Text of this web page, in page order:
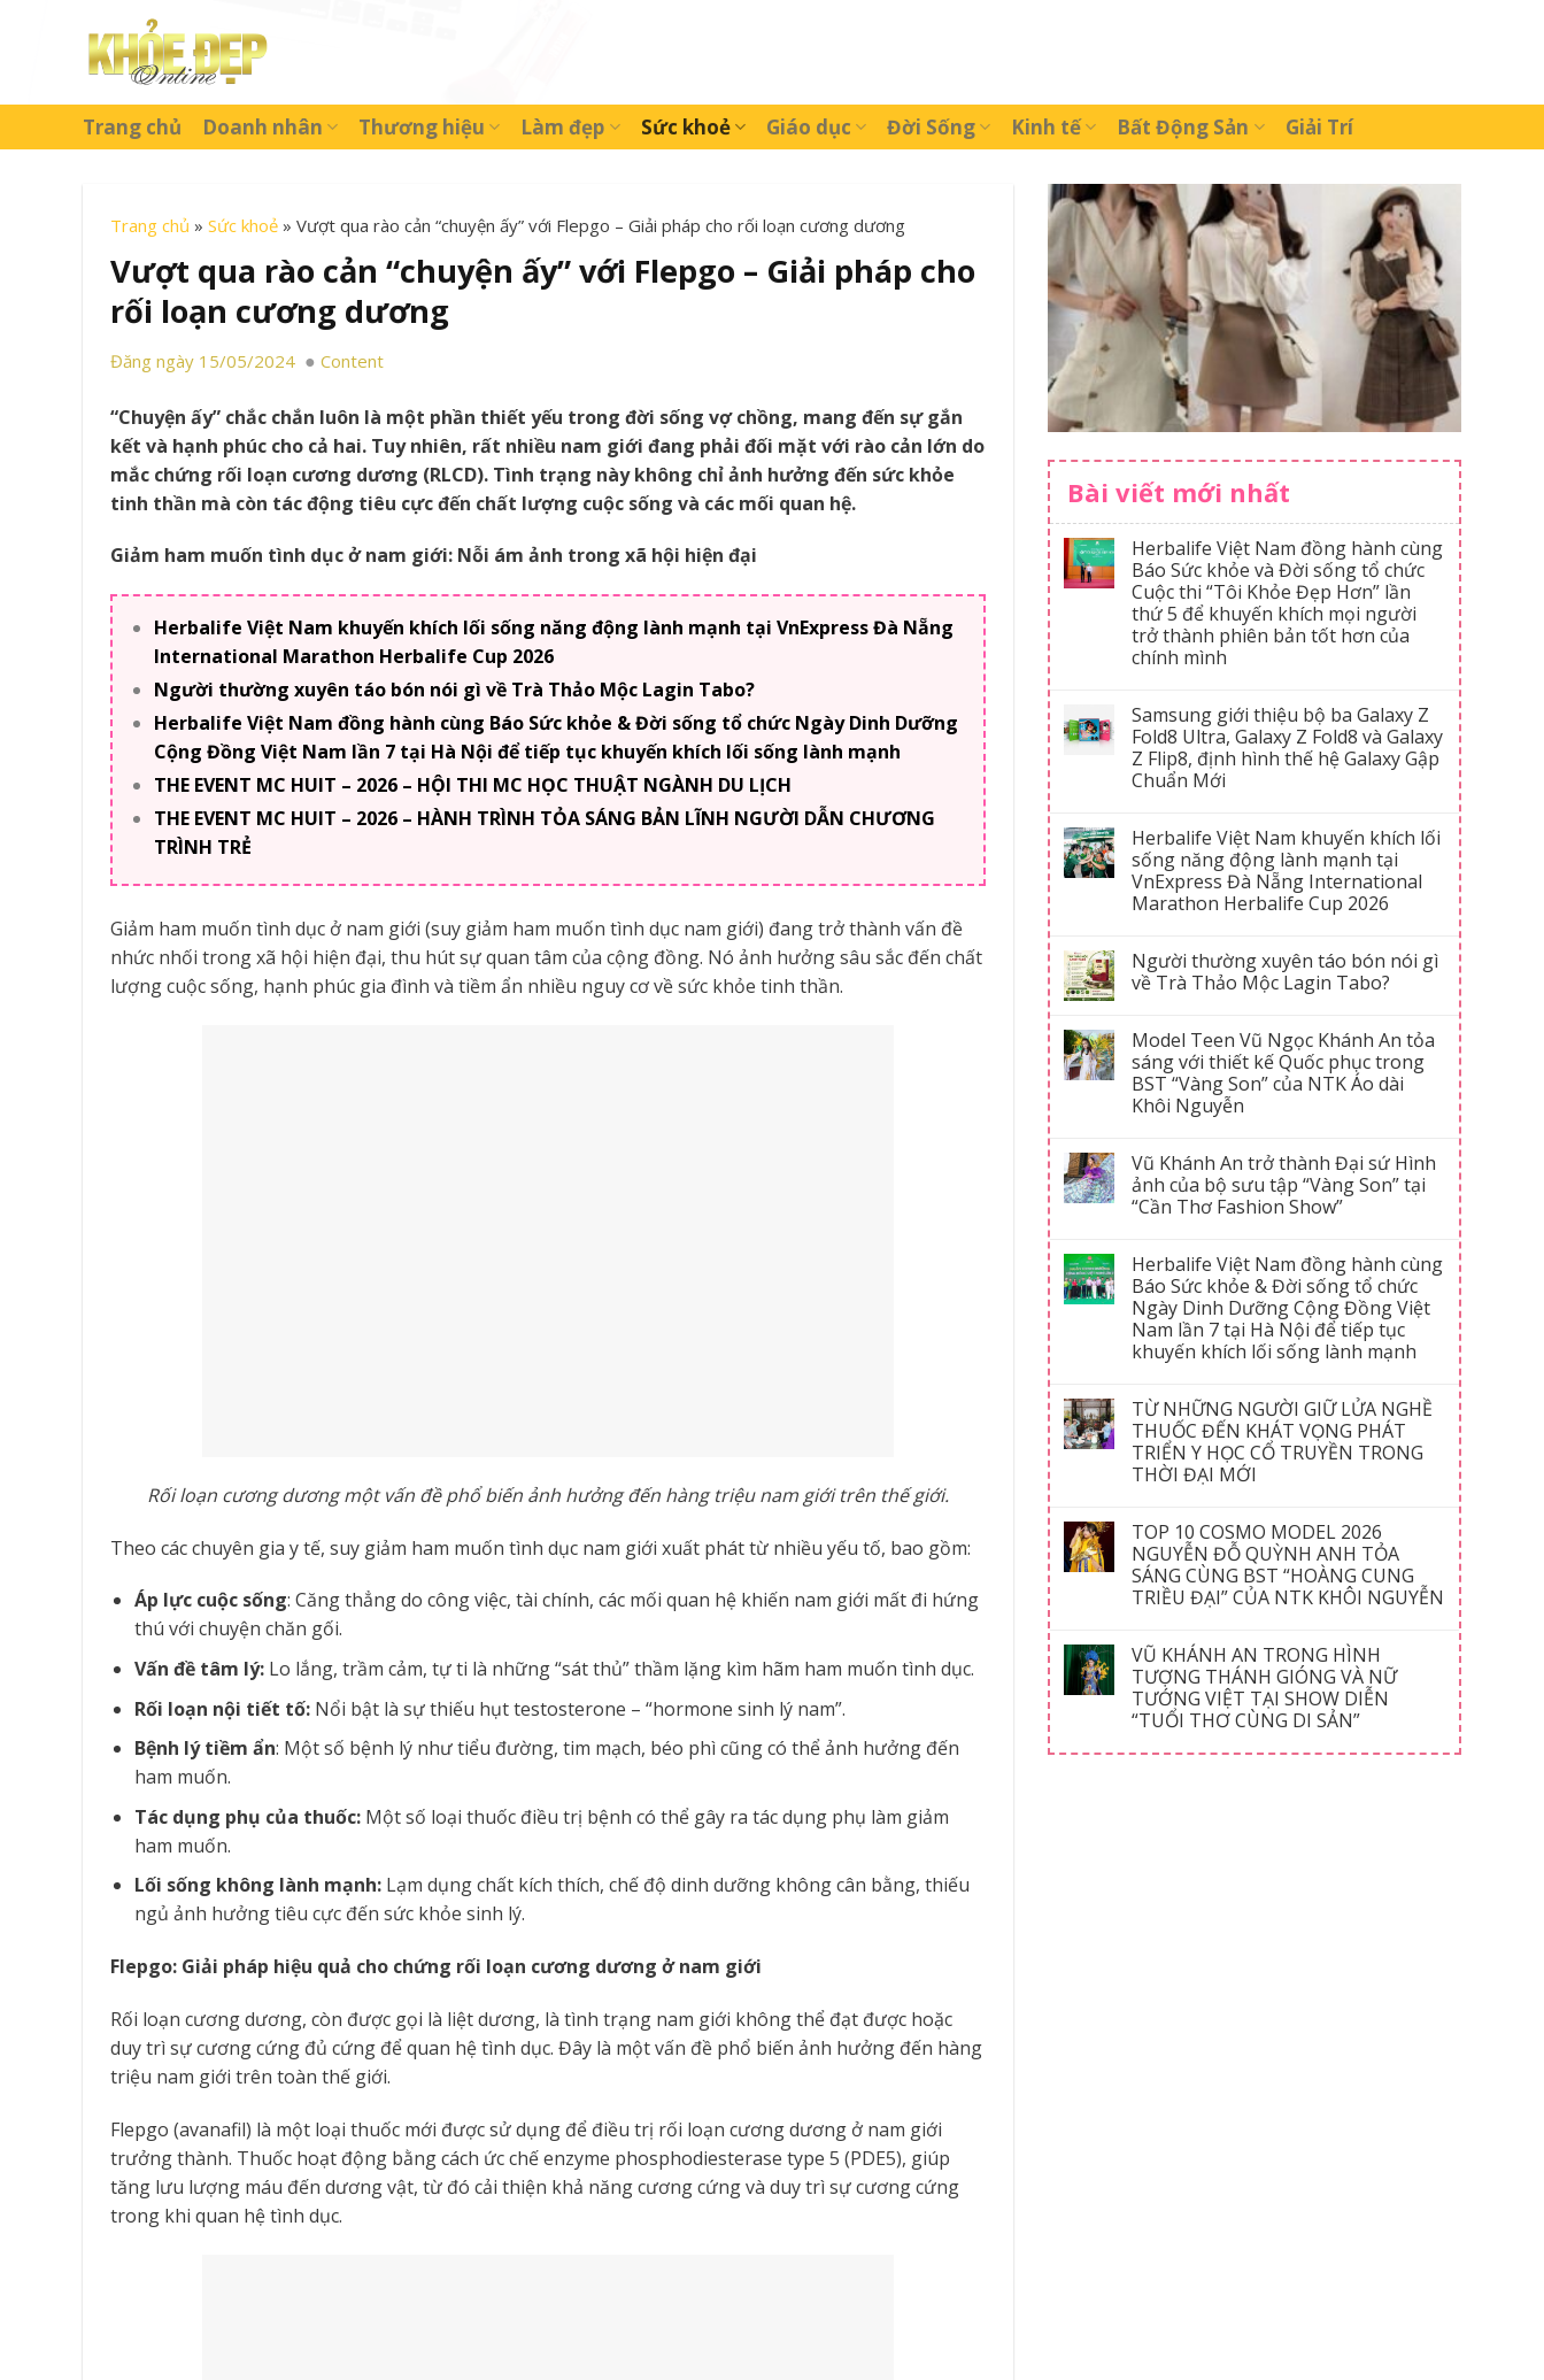
Trang chủ Doanh nhân Thương hiệu Làm đẹp Sức khoẻ Giáo dục Đời Sống Kinh tế Bất Động Sản Giải Trí
Trang chủ » Sức khoẻ » Vượt qua rào cản “chuyện ấy” với Flepgo – Giải pháp cho rối loạn cương dương
Vượt qua rào cản “chuyện ấy” với Flepgo – Giải pháp cho
rối loạn cương dương
Đăng ngày 15/05/2024 Content
“Chuyện ấy” chắc chắn luôn là một phần thiết yếu trong đời sống vợ chồng, mang đến sự gắn
kết và hạnh phúc cho cả hai. Tuy nhiên, rất nhiều nam giới đang phải đối mặt với rào cản lớn do
mắc chứng rối loạn cương dương (RLCD). Tình trạng này không chỉ ảnh hưởng đến sức khỏe
tinh thần mà còn tác động tiêu cực đến chất lượng cuộc sống và các mối quan hệ.
Giảm ham muốn tình dục ở nam giới: Nỗi ám ảnh trong xã hội hiện đại
Herbalife Việt Nam khuyến khích lối sống năng động lành mạnh tại VnExpress Đà Nẵng
International Marathon Herbalife Cup 2026
Người thường xuyên táo bón nói gì về Trà Thảo Mộc Lagin Tabo?
Herbalife Việt Nam đồng hành cùng Báo Sức khỏe & Đời sống tổ chức Ngày Dinh Dưỡng
Cộng Đồng Việt Nam lần 7 tại Hà Nội để tiếp tục khuyến khích lối sống lành mạnh
THE EVENT MC HUIT – 2026 – HỘI THI MC HỌC THUẬT NGÀNH DU LỊCH
THE EVENT MC HUIT – 2026 – HÀNH TRÌNH TỎA SÁNG BẢN LĨNH NGƯỜI DẪN CHƯƠNG
TRÌNH TRẺ
Giảm ham muốn tình dục ở nam giới (suy giảm ham muốn tình dục nam giới) đang trở thành vấn đề
nhức nhối trong xã hội hiện đại, thu hút sự quan tâm của cộng đồng. Nó ảnh hưởng sâu sắc đến chất
lượng cuộc sống, hạnh phúc gia đình và tiềm ẩn nhiều nguy cơ về sức khỏe tinh thần.
Rối loạn cương dương một vấn đề phổ biến ảnh hưởng đến hàng triệu nam giới trên thế giới.
Theo các chuyên gia y tế, suy giảm ham muốn tình dục nam giới xuất phát từ nhiều yếu tố, bao gồm:
Áp lực cuộc sống: Căng thẳng do công việc, tài chính, các mối quan hệ khiến nam giới mất đi hứng
thú với chuyện chăn gối.
Vấn đề tâm lý:Lo lắng, trầm cảm, tự ti là những “sát thủ” thầm lặng kìm hãm ham muốn tình dục.
Rối loạn nội tiết tố:Nổi bật là sự thiếu hụt testosterone – “hormone sinh lý nam”.
Bệnh lý tiềm ẩn: Một số bệnh lý như tiểu đường, tim mạch, béo phì cũng có thể ảnh hưởng đến
ham muốn.
Tác dụng phụ của thuốc: Một số loại thuốc điều trị bệnh có thể gây ra tác dụng phụ làm giảm
ham muốn.
Lối sống không lành mạnh:Lạm dụng chất kích thích, chế độ dinh dưỡng không cân bằng, thiếu
ngủ ảnh hưởng tiêu cực đến sức khỏe sinh lý.
Flepgo: Giải pháp hiệu quả cho chứng rối loạn cương dương ở nam giới
Rối loạn cương dương, còn được gọi là liệt dương, là tình trạng nam giới không thể đạt được hoặc
duy trì sự cương cứng đủ cứng để quan hệ tình dục. Đây là một vấn đề phổ biến ảnh hưởng đến hàng
triệu nam giới trên toàn thế giới.
Flepgo (avanafil) là một loại thuốc mới được sử dụng để điều trị rối loạn cương dương ở nam giới
trưởng thành. Thuốc hoạt động bằng cách ức chế enzyme phosphodiesterase type 5 (PDE5), giúp
tăng lưu lượng máu đến dương vật, từ đó cải thiện khả năng cương cứng và duy trì sự cương cứng
trong khi quan hệ tình dục.
Bài viết mới nhất
Herbalife Việt Nam đồng hành cùng
Báo Sức khỏe và Đời sống tổ chức
Cuộc thi “Tôi Khỏe Đẹp Hơn” lần
thứ 5 để khuyến khích mọi người
trở thành phiên bản tốt hơn của
chính mình
Samsung giới thiệu bộ ba Galaxy Z
Fold8 Ultra, Galaxy Z Fold8 và Galaxy
Z Flip8, định hình thế hệ Galaxy Gập
Chuẩn Mới
Herbalife Việt Nam khuyến khích lối
sống năng động lành mạnh tại
VnExpress Đà Nẵng International
Marathon Herbalife Cup 2026
Người thường xuyên táo bón nói gì
về Trà Thảo Mộc Lagin Tabo?
Model Teen Vũ Ngọc Khánh An tỏa
sáng với thiết kế Quốc phục trong
BST “Vàng Son” của NTK Áo dài
Khôi Nguyễn
Vũ Khánh An trở thành Đại sứ Hình
ảnh của bộ sưu tập “Vàng Son” tại
“Cần Thơ Fashion Show”
Herbalife Việt Nam đồng hành cùng
Báo Sức khỏe & Đời sống tổ chức
Ngày Dinh Dưỡng Cộng Đồng Việt
Nam lần 7 tại Hà Nội để tiếp tục
khuyến khích lối sống lành mạnh
TỪ NHỮNG NGƯỜI GIỮ LỬA NGHỀ
THUỐC ĐẾN KHÁT VỌNG PHÁT
TRIỂN Y HỌC CỔ TRUYỀN TRONG
THỜI ĐẠI MỚI
TOP 10 COSMO MODEL 2026
NGUYỄN ĐỖ QUỲNH ANH TỎA
SÁNG CÙNG BST “HOÀNG CUNG
TRIỀU ĐẠI” CỦA NTK KHÔI NGUYỄN
VŨ KHÁNH AN TRONG HÌNH
TƯỢNG THÁNH GIÓNG VÀ NỮ
TƯỚNG VIỆT TẠI SHOW DIỄN
“TUỔI THƠ CÙNG DI SẢN”